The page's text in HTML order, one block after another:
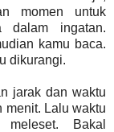
momen untuk
dalam ingatan.
kamu baca.
dikurangi.
jarak dan waktu
menit. Lalu waktu
Bakal